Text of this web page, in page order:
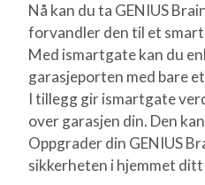
Nå kan du ta GENIUS
forvandler den til et
Med ismartgate kan du
garasjeporten med bare
I tillegg gir ismartgate
over garasjen din. Den
Oppgrader din GENIUS
sikkerheten i hjemmet